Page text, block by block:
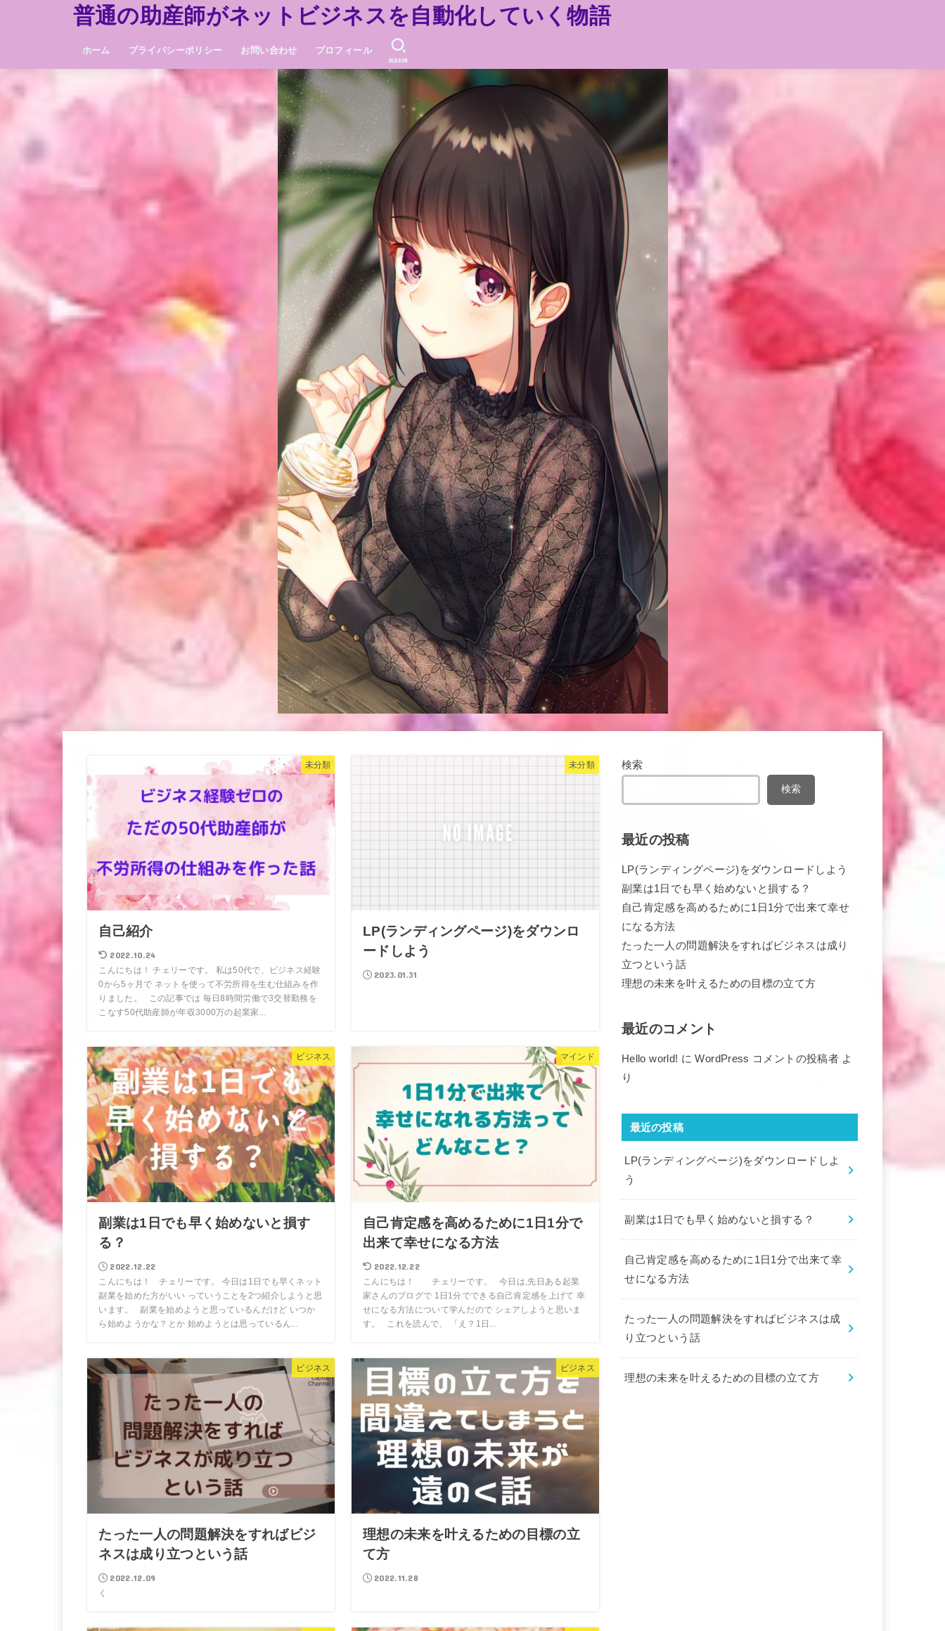
普通の助産師がネットビジネスを自動化していく物語
ホーム プライバシーポリシー お問い合わせ プロフィール
SEARCH
未分類
自己紹介
2022.10.24
こんにちは！ チェリーです。 私は50代で、ビジネス経験
0から5ヶ月で ネットを使って不労所得を生む仕組みを作
りました。 この記事では 毎日8時間労働で3交替勤務を
こなす50代助産師が年収3000万の起業家...
未分類
LP(ランディングページ)をダウンロ
ードしよう
2023.01.31
ビジネス
副業は1日でも早く始めないと損す
る？
2022.12.22
こんにちは！ チェリーです。 今日は1日でも早くネット
副業を始めた方がいい っていうことを2つ紹介しようと思
います。 副業を始めようと思っているんだけど いつか
ら始めようかな？とか 始めようとは思っているん...
マインド
自己肯定感を高めるために1日1分で
出来て幸せになる方法
2022.12.22
こんにちは！ チェリーです。 今日は,先日ある起業
家さんのブログで 1日1分でできる自己肯定感を上げて 幸
せになる方法について学んだので シェアしようと思いま
す。 これを読んで、 「え？1日...
ビジネス
たった一人の問題解決をすればビジ
ネスは成り立つという話
2022.12.09
く
ビジネス
理想の未来を叶えるための目標の立
て方
2022.11.28
検索
検索
最近の投稿
LP(ランディングページ)をダウンロードしよう
副業は1日でも早く始めないと損する？
自己肯定感を高めるために1日1分で出来て幸せ
になる方法
たった一人の問題解決をすればビジネスは成り
立つという話
理想の未来を叶えるための目標の立て方
最近のコメント
Hello world! にWordPress コメントの投稿者よ
り
最近の投稿
LP(ランディングページ)をダウンロードしよ
う
副業は1日でも早く始めないと損する？
自己肯定感を高めるために1日1分で出来て幸
せになる方法
たった一人の問題解決をすればビジネスは成
り立つという話
理想の未来を叶えるための目標の立て方